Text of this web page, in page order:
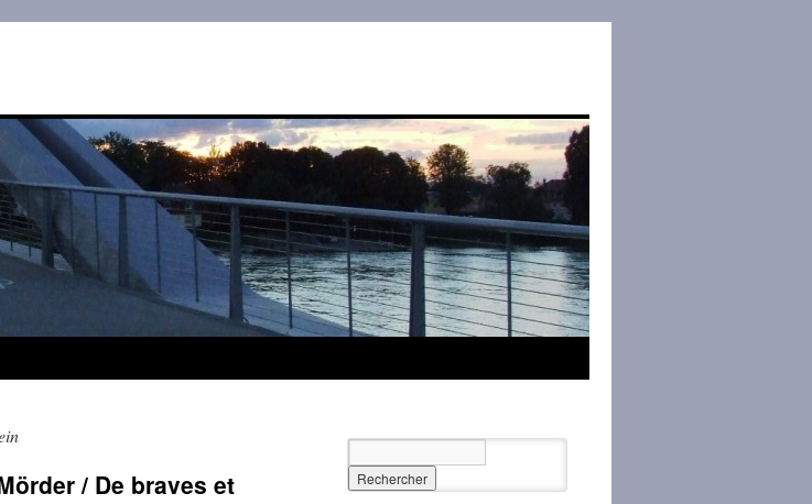
/ De braves et